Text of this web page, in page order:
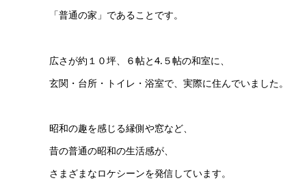
「普通の家」であることです。
広さが約１０坪、６帖と4.５帖の和室に、
玄関・台所・トイレ・浴室で、実際に住んでいました。
昭和の趣を感じる縁側や窓など、
昔の普通の昭和の生活感が、
さまざまなロケシーンを発信しています。